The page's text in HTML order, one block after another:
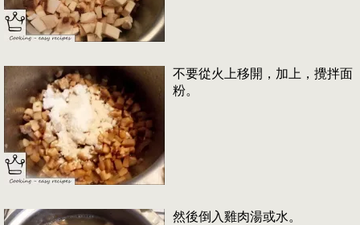
不要從火上移開，加上，攪拌面
粉。
然後倒入雞肉湯或水。